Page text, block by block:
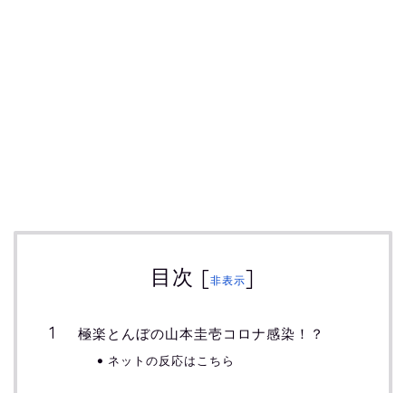
目次 [非表示]
極楽とんぼの山本圭壱コロナ感染！？
ネットの反応はこちら